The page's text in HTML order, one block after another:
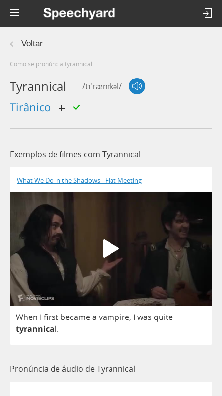
Voltar
Como se pronúncia tyrannical
Tyrannical /tɪ'rænɪkəl/
tirânico
Exemplos de filmes com Tyrannical
What We Do in the Shadows - Flat Meeting
When I first becamea vampire, I was quite
tyrannical.
Pronúncia de áudio de Tyrannical